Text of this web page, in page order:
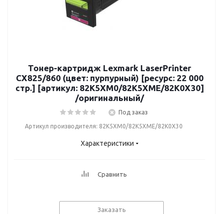
Тонер-картридж Lexmark LaserPrinter
CX825/860 (цвет: пурпурный) [ресурс: 22 000
стр.] [артикул: 82K5XM0/82K5XME/82K0X30]
/оригинальный/
Под заказ
Артикул производителя: 82K5XM0/82K5XME/82K0X30
Характеристики
Сравнить
Заказать